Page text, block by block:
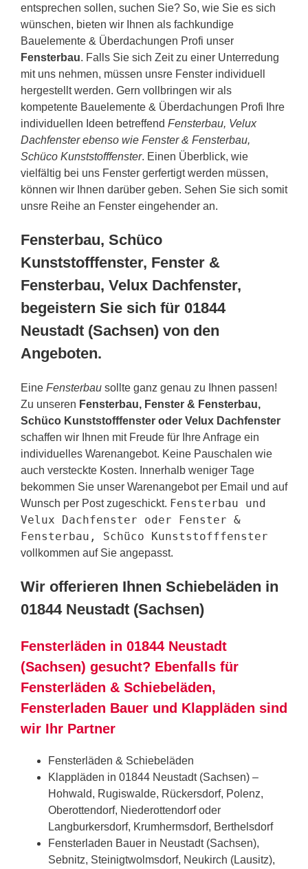
entsprechen sollen, suchen Sie? So, wie Sie es sich
wünschen, bieten wir Ihnen als fachkundige
Bauelemente & Überdachungen Profi unser
Fensterbau. Falls Sie sich Zeit zu einer Unterredung
mit uns nehmen, müssen unsre Fenster individuell
hergestellt werden. Gern vollbringen wir als
kompetente Bauelemente & Überdachungen Profi Ihre
individuellen Ideen betreffend Fensterbau, Velux
Dachfenster ebenso wie Fenster & Fensterbau,
Schüco Kunststofffenster. Einen Überblick, wie
vielfältig bei uns Fenster gerfertigt werden müssen,
können wir Ihnen darüber geben. Sehen Sie sich somit
unsre Reihe an Fenster eingehender an.
Fensterbau, Schüco
Kunststofffenster, Fenster &
Fensterbau, Velux Dachfenster,
begeistern Sie sich für 01844
Neustadt (Sachsen) von den
Angeboten.
Eine Fensterbau sollte ganz genau zu Ihnen passen!
Zu unseren Fensterbau, Fenster & Fensterbau,
Schüco Kunststofffenster oder Velux Dachfenster
schaffen wir Ihnen mit Freude für Ihre Anfrage ein
individuelles Warenangebot. Keine Pauschalen wie
auch versteckte Kosten. Innerhalb weniger Tage
bekommen Sie unser Warenangebot per Email und auf
Wunsch per Post zugeschickt. Fensterbau und
Velux Dachfenster oder Fenster &
Fensterbau, Schüco Kunststofffenster
vollkommen auf Sie angepasst.
Wir offerieren Ihnen Schiebeläden in
01844 Neustadt (Sachsen)
Fensterläden in 01844 Neustadt
(Sachsen) gesucht? Ebenfalls für
Fensterläden & Schiebeläden,
Fensterladen Bauer und Klappläden sind
wir Ihr Partner
Fensterläden & Schiebeläden
Klappläden in 01844 Neustadt (Sachsen) –
Hohwald, Rugiswalde, Rückersdorf, Polenz,
Oberottendorf, Niederottendorf oder
Langburkersdorf, Krumhermsdorf, Berthelsdorf
Fensterladen Bauer in Neustadt (Sachsen),
Sebnitz, Steinigtwolmsdorf, Neukirch (Lausitz),